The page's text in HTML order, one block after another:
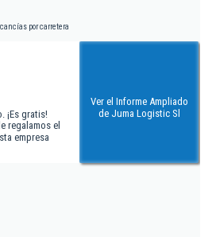
por carretera
¡Es gratis!
regalamos el
empresa
Ver el Informe Ampliado
de Juma Logistic Sl